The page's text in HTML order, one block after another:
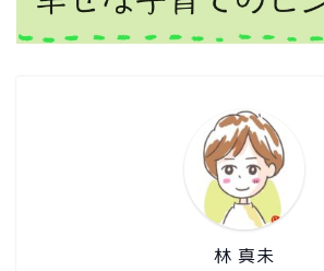
林 真未